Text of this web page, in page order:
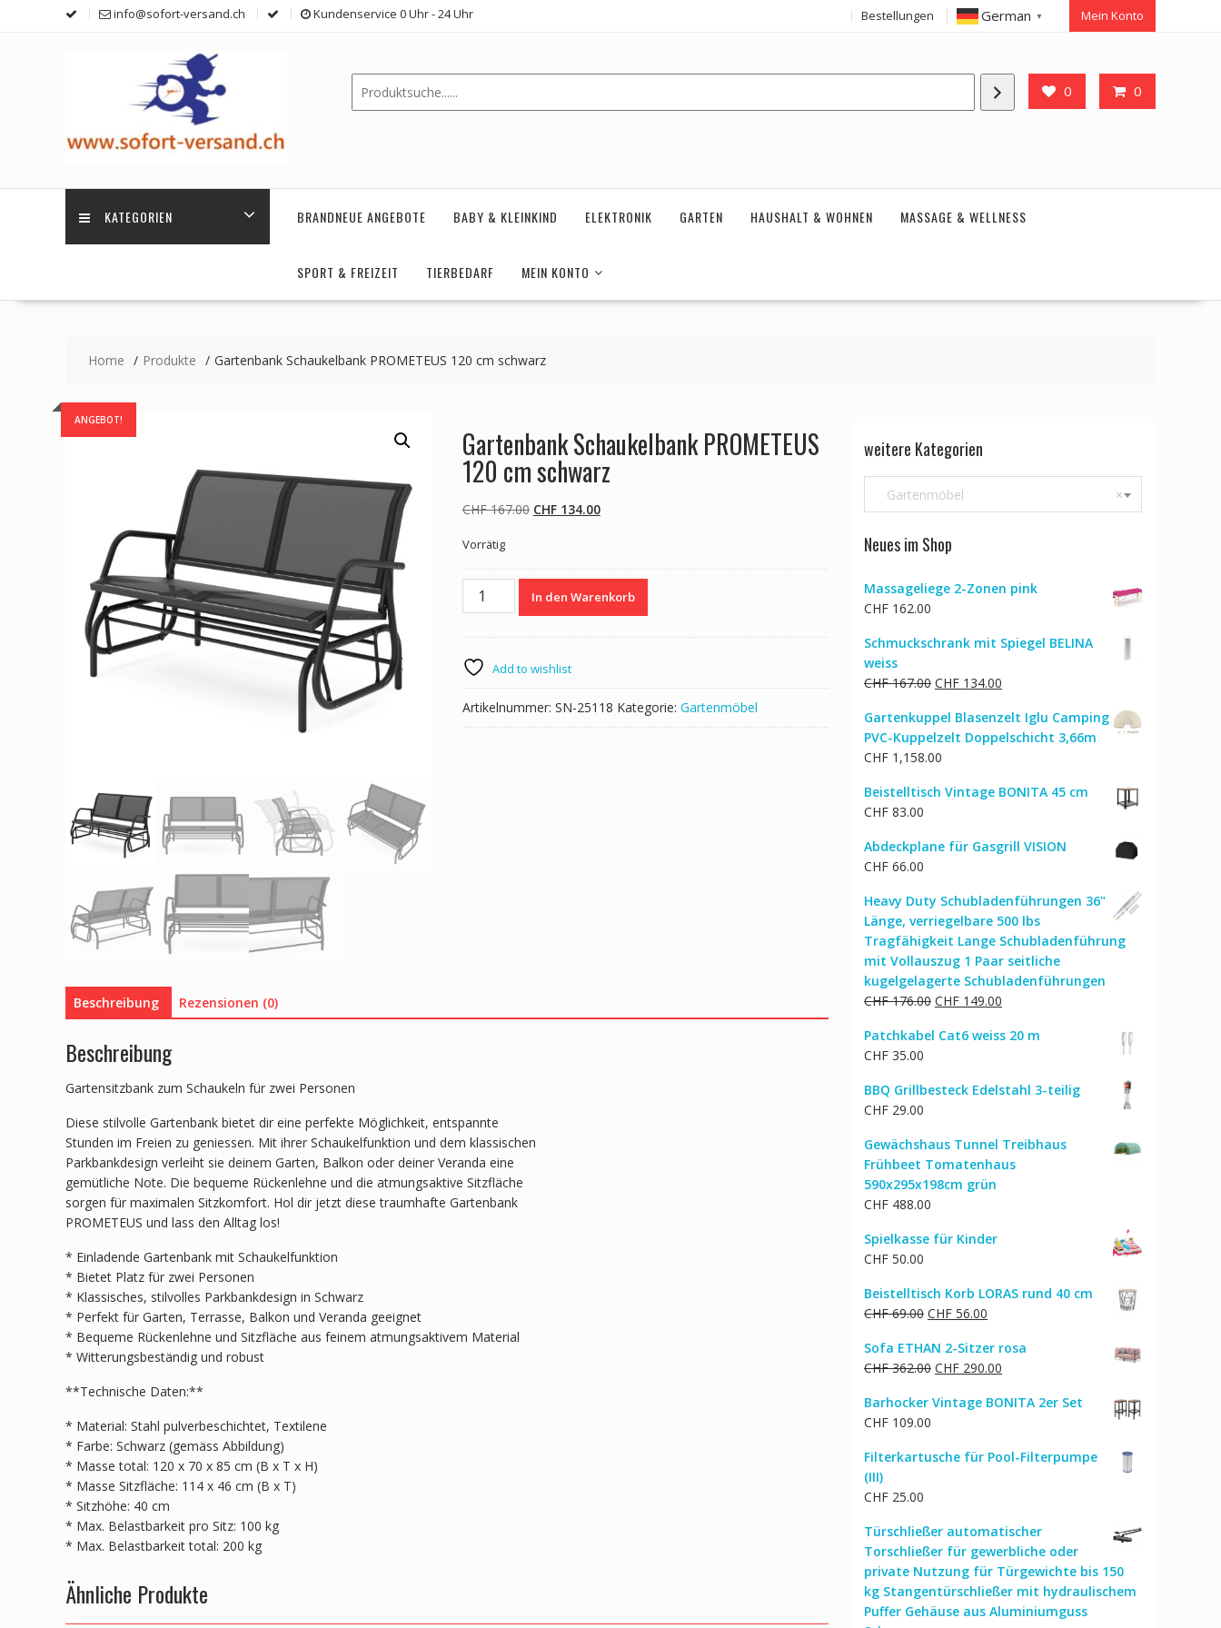
info@sofort-versand.ch Kundenservice 0 Uhr - 24 Uhr Bestellungen German ▼ Mein Konto
0 0
KATEGORIEN BRANDNEUE ANGEBOTE BABY & KLEINKIND ELEKTRONIK GARTEN HAUSHALT & WOHNEN MASSAGE & WELLNESS
SPORT & FREIZEIT TIERBEDARF MEIN KONTO
Home Produkte Gartenbank Schaukelbank PROMETEUS 120 cm schwarz
ANGEBOT!
Gartenbank Schaukelbank PROMETEUS
120 cm schwarz
CHF167.00 Ursprünglicher
CHF 167.00
CHF134.00Aktueller
CHF 134.00.
Vorrätig
Gartenbank
cm
schwarz
Menge
In den Warenkorb
Add to wishlist
Artikelnummer: SN-25118 Kategorie: Gartenmöbel
Beschreibung Rezensionen (0)
Beschreibung
Gartensitzbank zum Schaukeln für zwei Personen
Diese stilvolle Gartenbank bietet dir eine perfekte Möglichkeit, entspannte
Stunden im Freien zu geniessen. Mit ihrer Schaukelfunktion und dem klassischen
Parkbankdesign verleiht sie deinem Garten, Balkon oder deiner Veranda eine
gemütliche Note. Die bequeme Rückenlehne und die atmungsaktive Sitzfläche
sorgen für maximalen Sitzkomfort. Hol dir jetzt diese traumhafte Gartenbank
PROMETEUS und lass den Alltag los!
* Einladende Gartenbank mit Schaukelfunktion
* Bietet Platz für zwei Personen
* Klassisches, stilvolles Parkbankdesign in Schwarz
* Perfekt für Garten, Terrasse, Balkon und Veranda geeignet
* Bequeme Rückenlehne und Sitzfläche aus feinem atmungsaktivem Material
* Witterungsbeständig und robust
**Technische Daten:**
* Material: Stahl pulverbeschichtet, Textilene
* Farbe: Schwarz (gemäss Abbildung)
* Masse total: 120 x 70 x 85 cm (B x T x H)
* Masse Sitzfläche: 114 x 46 cm (B x T)
* Sitzhöhe: 40 cm
* Max. Belastbarkeit pro Sitz: 100 kg
* Max. Belastbarkeit total: 200 kg
Ähnliche Produkte
weitere Kategorien
×
Gartenmöbel
Neues im Shop
Massageliege 2-Zonen pink
CHF 162.00
Schmuckschrank mit Spiegel BELINA
weiss
CHF167.00 Ursprünglicher
war:
CHF 167.00
CHF 134.00
ist:
CHF 134.00.
Gartenkuppel Blasenzelt Iglu Camping
PVC-Kuppelzelt Doppelschicht 3,66m
CHF 1,158.00
Beistelltisch Vintage BONITA 45 cm
CHF 83.00
Abdeckplane für Gasgrill VISION
CHF 66.00
Heavy Duty Schubladenführungen 36"
Länge, verriegelbare 500 lbs
Tragfähigkeit Lange Schubladenführung
mit Vollauszug 1 Paar seitliche
kugelgelagerte Schubladenführungen
CHF176.00 Ursprünglicher
war:
CHF 149.00
ist:
Patchkabel Cat6 weiss 20 m
CHF 35.00
BBQ Grillbesteck Edelstahl 3-teilig
CHF 29.00
Gewächshaus Tunnel Treibhaus
Frühbeet Tomatenhaus
590x295x198cm grün
CHF 488.00
Spielkasse für Kinder
CHF 50.00
Beistelltisch Korb LORAS rund 40 cm
CHF69.00 Ursprünglicher
war:
CHF 69.00
CHF 56.00
ist:
CHF 56.00.
Sofa ETHAN 2-Sitzer rosa
CHF362.00 Ursprünglicher
war:
CHF 290.00
ist:
Barhocker Vintage BONITA 2er Set
CHF 109.00
Filterkartusche für Pool-Filterpumpe
(III)
CHF 25.00
Türschließer automatischer
Torschließer für gewerbliche oder
private Nutzung für Türgewichte bis 150
kg Stangentürschließer mit hydraulischem
Puffer Gehäuse aus Aluminiumguss